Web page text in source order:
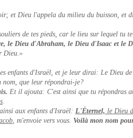
et Dieu l'appela du milieu du buisson, et
de tes pieds, car le lieu sur lequel tu te
le Dieu d'Abraham, le Dieu d'Isaac et le
Dieu.»
enfants d'Israël, et je leur dirai: Le Dieu de
nom, que leur répondrai-je?
Et il ajouta: C'est ainsi que tu répondras
.
aux enfants d'Israël: L'Éternel, le Dieu
, m'envoie vers vous. Voilà mon nom